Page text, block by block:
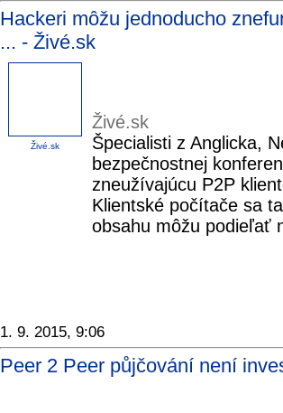
Hackeri môžu jednoducho
... - Živé.sk
Živé.sk
Živé.sk
Špecialisti z Anglicka,
bezpečnostnej
zneužívajúcu P2P
Klientské počítače sa
obsahu môžu podieľať
1. 9. 2015, 9:06
Peer 2 Peer půjčování není